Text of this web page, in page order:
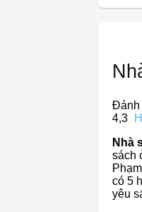
Đánh
4,3
Nhà
sách
có 5
yêu